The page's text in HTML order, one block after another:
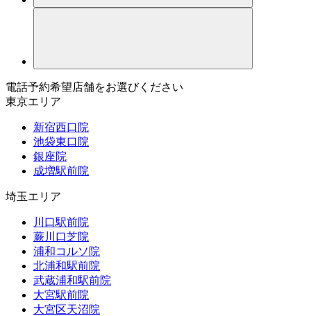
電話予約希望店舗をお選びください
東京エリア
新宿西口院
池袋東口院
銀座院
成増駅前院
埼玉エリア
川口駅前院
蕨川口芝院
浦和コルソ院
北浦和駅前院
武蔵浦和駅前院
大宮駅前院
大宮区天沼院